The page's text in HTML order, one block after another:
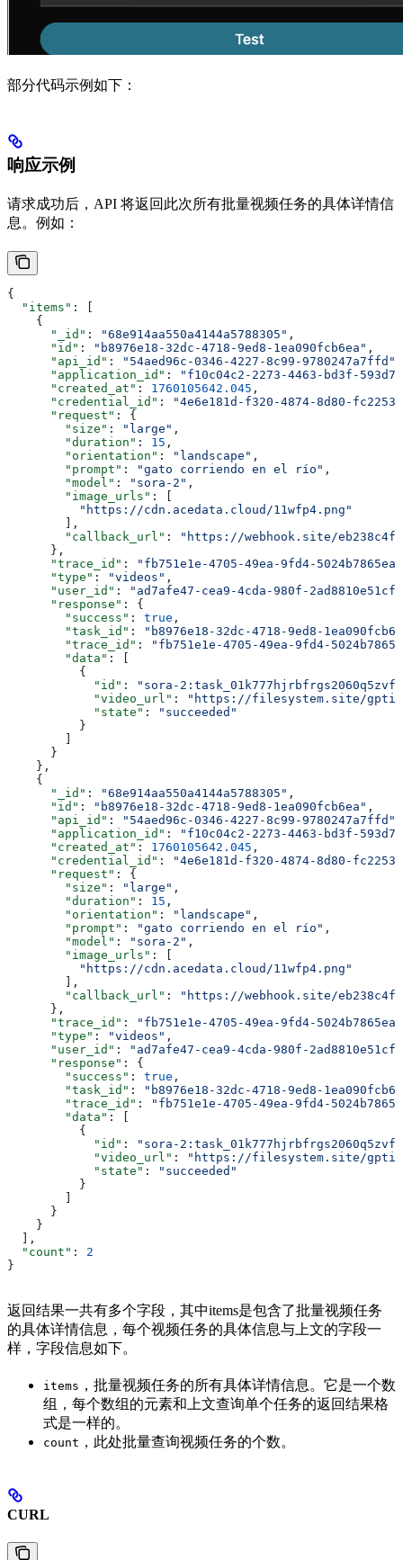
部分代码示例如下：
响应示例
请求成功后，API 将返回此次所有批量视频任务的具体详情信
息。例如：
{
  "items"
: [
    {
      "_id"
: "68e914aa550a4144a5788305" ,
      "id"
: "b8976e18-32dc-4718-9ed8-1ea090fcb6ea" ,
      "api_id"
: "54aed96c-0346-4227-8c99-9780247a7ffd"
      "application_id"
:
"f10c04c2-2273-4463-bd3f-
      "created_at"
: 1760105642.045 ,
      "credential_id"
:
"4e6e181d-f320-4874-8d80-
      "request"
: {
        "size"
: "large" ,
        "duration"
: 15 ,
        "orientation"
: "landscape" ,
        "prompt"
: "gato corriendo en el río" ,
        "model"
: "sora-2" ,
        "image_urls"
: [
          "https://cdn.acedata.cloud/11wfp4.png"
        ],
        "callback_url"
:
"https://webhook.site/eb238c4f-
      },
      "trace_id"
:
"fb751e1e-4705-49ea-9fd4-
      "type"
: "videos" ,
      "user_id"
:
"ad7afe47-cea9-4cda-980f-2ad8810e51cf"
      "response"
: {
        "success"
: true ,
        "task_id"
:
"b8976e18-32dc-4718-9ed8-
        "trace_id"
:
"fb751e1e-4705-49ea-9fd4-
        "data"
: [
          {
            "id"
:
"sora-
            "video_url"
:
"https://filesystem.site/gptimage/
            "state"
:
"succeeded"
          }
        ]
      }
    },
    {
      "_id"
: "68e914aa550a4144a5788305" ,
      "id"
: "b8976e18-32dc-4718-9ed8-1ea090fcb6ea" ,
      "api_id"
: "54aed96c-0346-4227-8c99-9780247a7ffd"
      "application_id"
:
"f10c04c2-2273-4463-bd3f-
      "created_at"
: 1760105642.045 ,
      "credential_id"
:
"4e6e181d-f320-4874-8d80-
      "request"
: {
        "size"
: "large" ,
        "duration"
: 15 ,
        "orientation"
: "landscape" ,
        "prompt"
: "gato corriendo en el río" ,
        "model"
: "sora-2" ,
        "image_urls"
: [
          "https://cdn.acedata.cloud/11wfp4.png"
        ],
        "callback_url"
:
"https://webhook.site/eb238c4f-
      },
      "trace_id"
:
"fb751e1e-4705-49ea-9fd4-
      "type"
: "videos" ,
      "user_id"
:
"ad7afe47-cea9-4cda-980f-2ad8810e51cf"
      "response"
: {
        "success"
: true ,
        "task_id"
:
"b8976e18-32dc-4718-9ed8-
        "trace_id"
:
"fb751e1e-4705-49ea-9fd4-
        "data"
: [
          {
            "id"
:
"sora-
            "video_url"
:
"https://filesystem.site/gptimage/
            "state"
:
"succeeded"
          }
        ]
      }
    }
  ],
  "count"
: 2
}
返回结果一共有多个字段，其中items是包含了批量视频任务
的具体详情信息，每个视频任务的具体信息与上文的字段一
样，字段信息如下。
items ，批量视频任务的所有具体详情信息。它是一个数
组，每个数组的元素和上文查询单个任务的返回结果格
式是一样的。
count ，此处批量查询视频任务的个数。
CURL